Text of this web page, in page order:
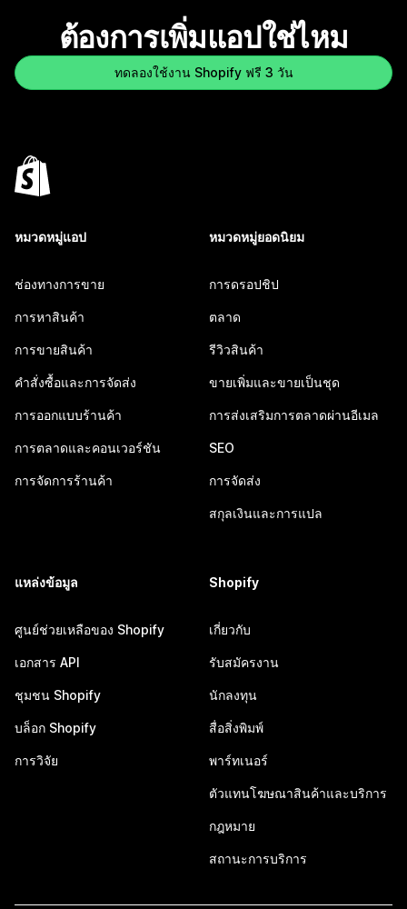
ต้องการเพิ่มแอปใช่ไหม
ทดลองใช้งาน Shopify ฟรี 3 วัน
หมวดหมู่แอป
ช่องทางการขาย
การหาสินค้า
การขายสินค้า
คำสั่งซื้อและการจัดส่ง
การออกแบบร้านค้า
การตลาดและคอนเวอร์ชัน
การจัดการร้านค้า
หมวดหมู่ยอดนิยม
การดรอปชิป
ตลาด
รีวิวสินค้า
ขายเพิ่มและขายเป็นชุด
การส่งเสริมการตลาดผ่านอีเมล
SEO
การจัดส่ง
สกุลเงินและการแปล
แหล่งข้อมูล
ศูนย์ช่วยเหลือของ Shopify
เอกสาร API
ชุมชน Shopify
บล็อก Shopify
การวิจัย
Shopify
เกี่ยวกับ
รับสมัครงาน
นักลงทุน
สื่อสิ่งพิมพ์
พาร์ทเนอร์
ตัวแทนโฆษณาสินค้าและบริการ
กฎหมาย
สถานะการบริการ